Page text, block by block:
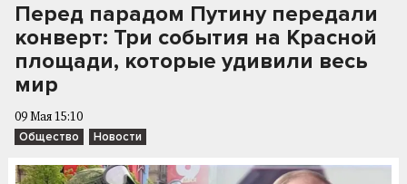
Перед парадом Путину передали
конверт: Три события на Красной
площади, которые удивили весь
мир
09 Мая 15:10
Общество Новости